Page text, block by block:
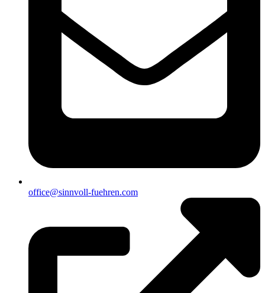
office@sinnvoll-fuehren.com